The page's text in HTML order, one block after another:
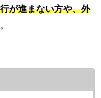
が進まない方や、外